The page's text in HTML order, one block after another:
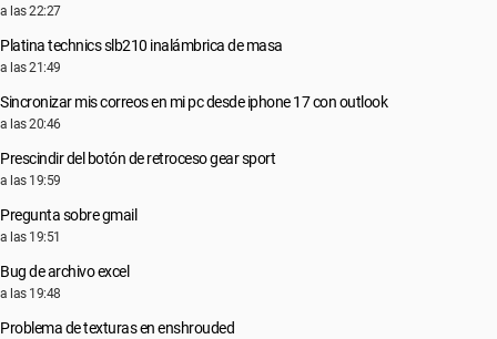
a las 22:27
Platina technics slb210 inalámbrica de masa
a las 21:49
Sincronizar mis correos en mi pc desde iphone 17 con outlook
a las 20:46
Prescindir del botón de retroceso gear sport
a las 19:59
Pregunta sobre gmail
a las 19:51
Bug de archivo excel
a las 19:48
Problema de texturas en enshrouded